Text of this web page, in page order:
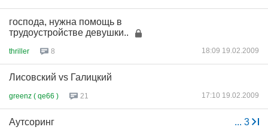
господа, нужна помощь в
трудоустройстве девушки..
thriller 8 18:09 19.02.2009
Лисовский vs Галицкий
greenz ( qe66 ) 21 17:10 19.02.2009
... 3
Аутсоринг